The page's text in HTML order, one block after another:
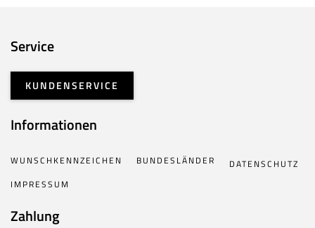
Service
KUNDENSERVICE
Informationen
WUNSCHKENNZEICHEN BUNDESLÄNDER
DATENSCHUTZ
IMPRESSUM
Zahlung